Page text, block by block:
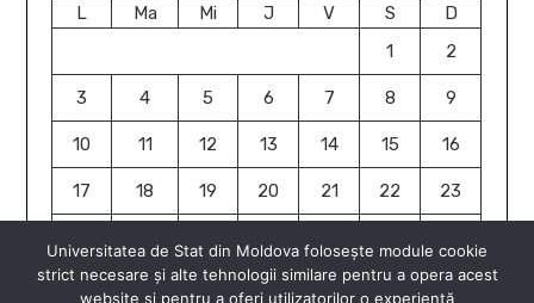
L Ma Mi J V S
D
1
2
3 4 5 6 7 8 9
10 11 12 13 14 15 16
17 18 19 20 21 22 23
31
Universitatea de Stat din Moldova folosește module cookie
strict necesare și alte tehnologii similare pentru a opera acest
website și pentru a oferi utilizatorilor o experiență